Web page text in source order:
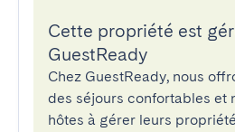
Cette propriété est
GuestReady
Chez GuestReady, nous
des séjours confortables et
hôtes à gérer leurs